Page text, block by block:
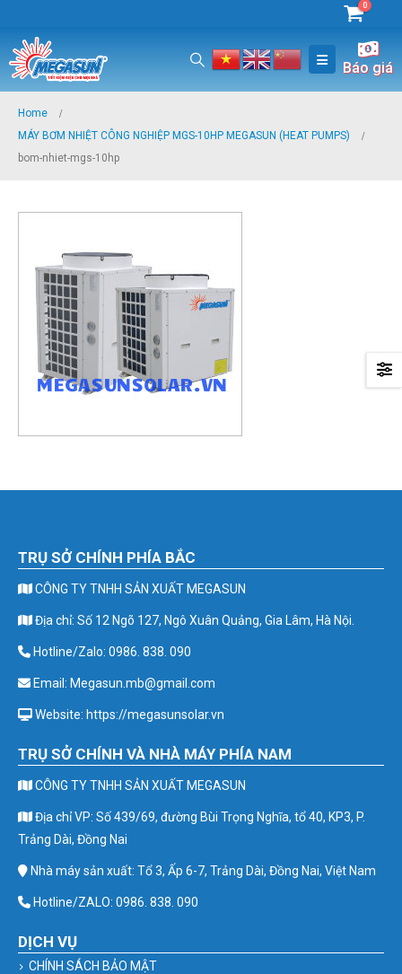
0
Báo giá
Home
MÁY BƠM NHIỆT CÔNG NGHIỆP MGS-10HP MEGASUN (HEAT PUMPS)
bom-nhiet-mgs-10hp
TRỤ SỞ CHÍNH PHÍA BẮC
CÔNG TY TNHH SẢN XUẤT MEGASUN
Địa chỉ: Số 12 Ngõ 127, Ngô Xuân Quảng, Gia Lâm, Hà Nội.
Hotline/Zalo: 0986. 838. 090
Email: Megasun.mb@gmail.com
Website: https://megasunsolar.vn
TRỤ SỞ CHÍNH VÀ NHÀ MÁY PHÍA NAM
CÔNG TY TNHH SẢN XUẤT MEGASUN
Địa chỉ VP: Số 439/69, đường Bùi Trọng Nghĩa, tổ 40, KP3, P.
Trảng Dài, Đồng Nai
Nhà máy sản xuất: Tổ 3, Ấp 6-7, Trảng Dài, Đồng Nai, Việt Nam
Hotline/ZALO: 0986. 838. 090
DỊCH VỤ
CHÍNH SÁCH BẢO MẬT